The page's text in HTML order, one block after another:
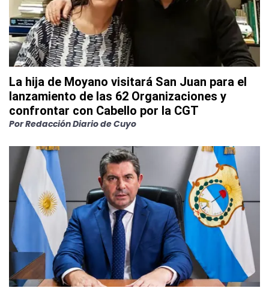
La hija de Moyano visitará San Juan para el
lanzamiento de las 62 Organizaciones y
confrontar con Cabello por la CGT
PorRedacción Diario de Cuyo